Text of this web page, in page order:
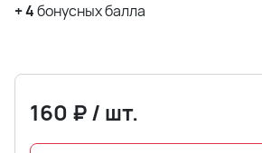
+4бонусных балла
160 ₽/ шт.